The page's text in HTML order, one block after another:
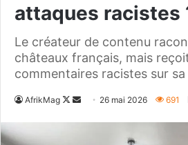
attaques racistes
Le créateur de contenu
châteaux français, mais
commentaires racistes sur
AfrikMag
Follow
Envoyer26 mai 2026 691